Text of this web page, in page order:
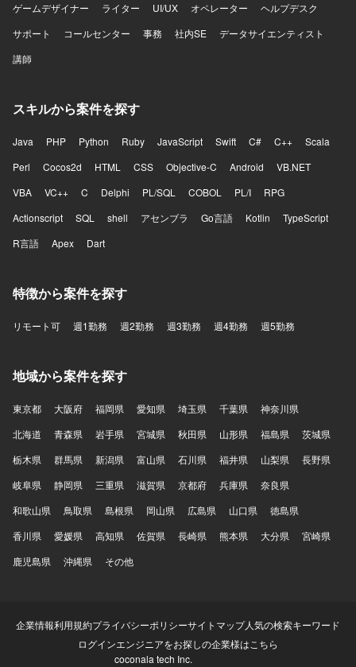
ゲームデザイナー
ライター UI/UX オペレーター
ヘルプデスク
サポート
コールセンター 事務 社内SE
データサイエンティスト
講師
スキルから案件を探す
Java PHP Python Ruby JavaScript Swift C# C++
Scala
Perl
Cocos2d HTML CSS Objective-C Android
VB.NET
VBA
VC++ C Delphi PL/SQL COBOL PL/I
RPG
Actionscript
SQL shell アセンブラ Go言語 Kotlin
TypeScript
R言語
Apex Dart
特徴から案件を探す
リモート可 週1勤務 週2勤務 週3勤務 週4勤務 週5勤務
地域から案件を探す
東京都 大阪府 福岡県 愛知県 埼玉県 千葉県
神奈川県
北海道
青森県 岩手県 宮城県 秋田県 山形県 福島県
茨城県
栃木県
群馬県 新潟県 富山県 石川県 福井県 山梨県
長野県
岐阜県
静岡県 三重県 滋賀県 京都府 兵庫県
奈良県
和歌山県
鳥取県 島根県 岡山県 広島県 山口県
徳島県
香川県
愛媛県 高知県 佐賀県 長崎県 熊本県 大分県
宮崎県
鹿児島県
沖縄県 その他
企業情報利用規約プライバシーポリシーサイトマップ人気の検索キーワード
ログインエンジニアをお探しの企業様はこちら
coconala tech Inc.